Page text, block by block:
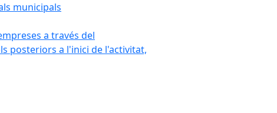
municipals
a través del
posteriors a l'inici de l'activitat,